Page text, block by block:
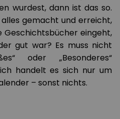
wurdest, dann ist das so.
gemacht und erreicht,
Geschichtsbücher eingeht,
gut war? Es muss nicht
oder „Besonderes“
handelt es sich nur um
– sonst nichts.